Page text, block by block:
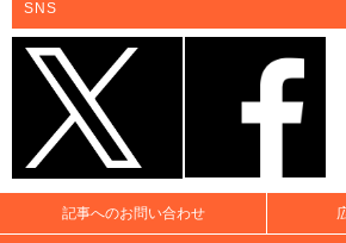
SNS
記事へのお問い合わせ